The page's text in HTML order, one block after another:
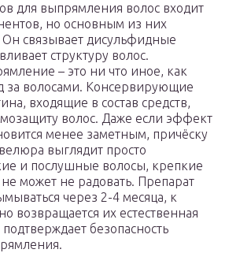
для выпрямления волос входит
но основным из них
Он связывает дисульфидные
структуру волос.
– это ни что иное, как
за волосами. Консервирующие
входящие в состав средств,
волос. Даже если эффект
менее заметным, причёску
выглядит просто
и послушные волосы, крепкие
может не радовать. Препарат
через 2-4 месяца, к
возвращается их естественная
подтверждает безопасность